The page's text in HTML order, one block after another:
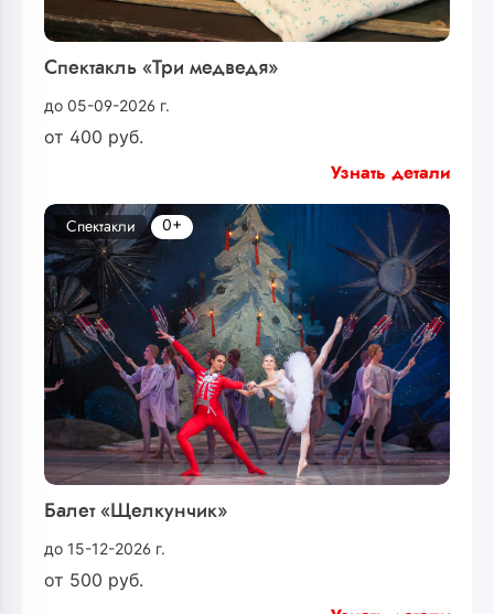
Спектакль «Три медведя»
до 05-09-2026 г.
от 400 руб.
Узнать детали
Балет «Щелкунчик»
до 15-12-2026 г.
от 500 руб.
Спектакли 0+